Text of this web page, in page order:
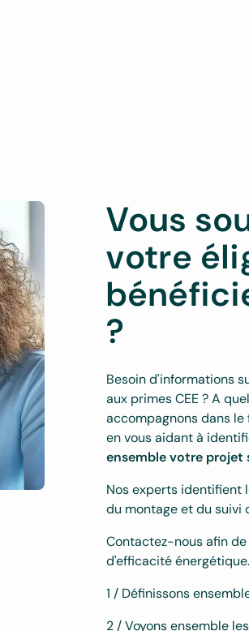
Vous
votre
?
Besoin d'informations
aux primes CEE ? A
accompagnons dans
en vous aidant à
ensemble votre projet
Nos experts identifient
du montage et du suivi
Contactez-nous afin
d'efficacité énergétique.
1 / Définissons
2 / Voyons ensemble